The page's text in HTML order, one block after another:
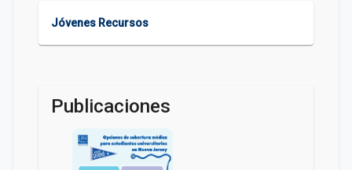
Jóvenes Recursos
Publicaciones